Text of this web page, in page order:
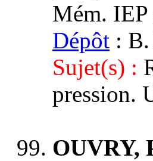
Mém.
Dépôt :
Sujet(s) :
pression.
OUVRY,